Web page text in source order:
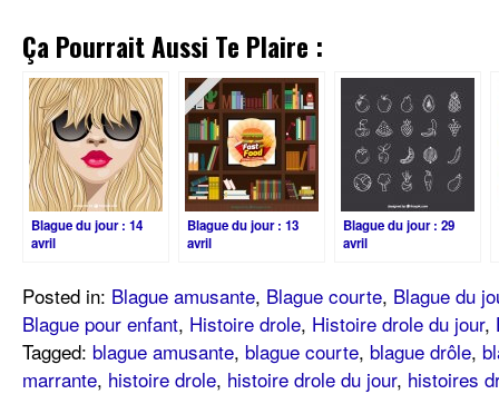
Ça Pourrait Aussi Te Plaire :
Blague du jour : 14
avril
Blague du jour : 13
avril
Blague du jour : 29
avril
Posted in: Blague amusante, Blague courte, Blague du
Blague pour enfant, Histoire drole, Histoire drole du jour,
Tagged: blague amusante, blague courte, blague drôle,
marrante, histoire drole, histoire drole du jour, histoires